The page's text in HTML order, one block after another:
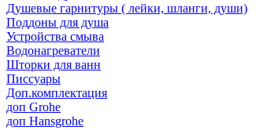
Душевые гарнитуры ( лейки, шланги, души)
Поддоны для душа
Устройства смыва
Водонагреватели
Шторки для ванн
Писсуары
Доп.комплектация
доп Grohe
доп Hansgrohe